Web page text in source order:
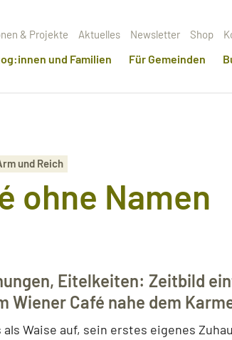
& Projekte Aktuelles Newsletter Shop
und Familien Für Gemeinden
und Reich
ohne Namen
Eitelkeiten: Zeitbild
Wiener Café nahe dem
als Waise auf, sein erstes eigenes